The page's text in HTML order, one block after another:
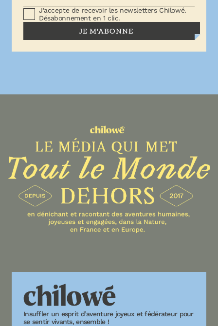
J'accepte de recevoir les newsletters Chilowé.
Désabonnement en 1 clic.
JE M'ABONNE
Insuffler un esprit d’aventure joyeux et fédérateur pour
se sentir vivants, ensemble !